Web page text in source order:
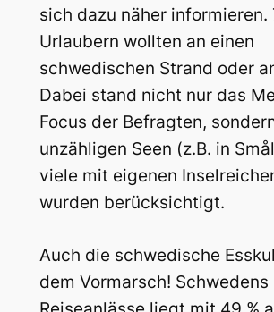
sich dazu näher informieren.
Urlaubern wollten an einen
schwedischen Strand oder
Dabei stand nicht nur das
Focus der Befragten,
unzähligen Seen (z.B. in
viele mit eigenen
wurden berücksichtigt.
Auch die schwedische
dem Vormarsch! Schwedens